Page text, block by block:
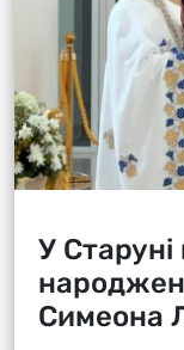
У Старуні
Симеона